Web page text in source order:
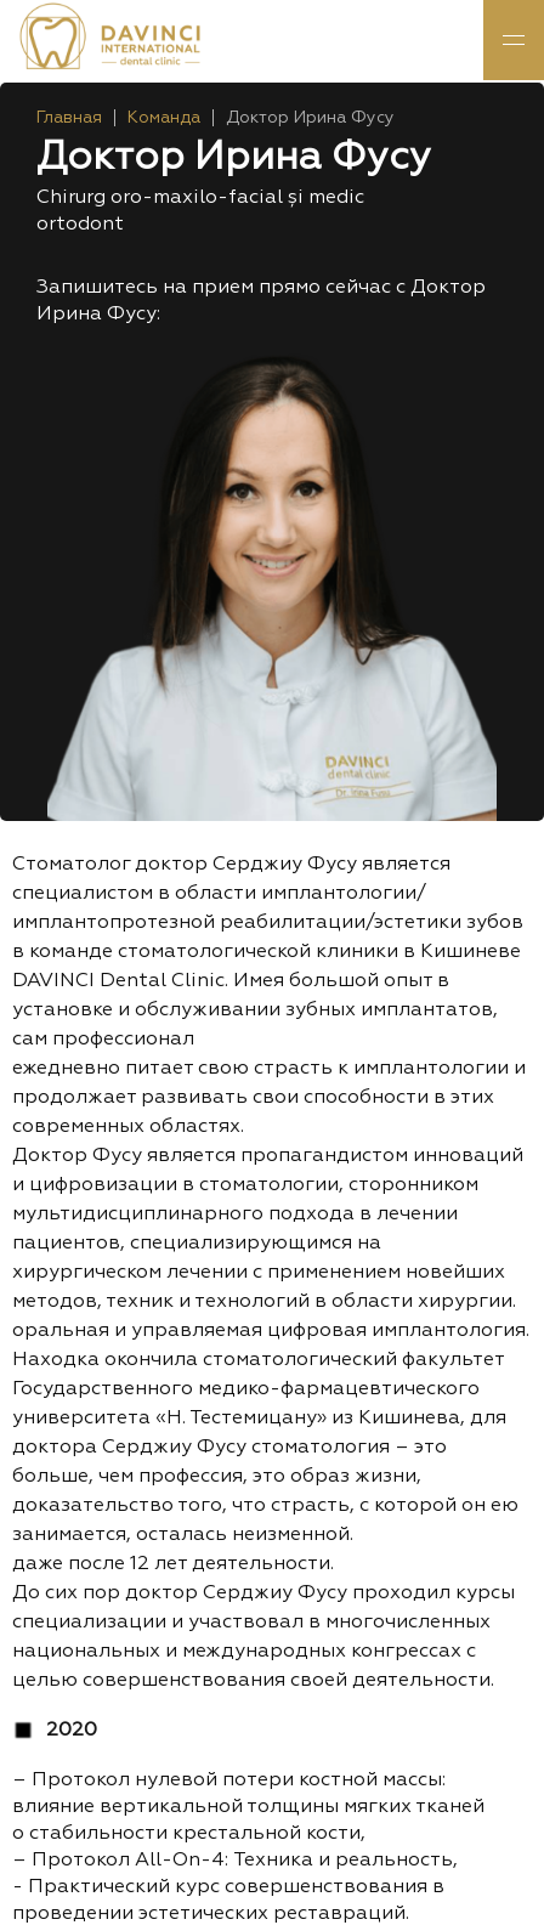
Главная Команда Доктор Ирина Фусу
Доктор Ирина Фусу
Chirurg oro-maxilo-facial și medic
ortodont
Запишитесь на прием прямо сейчас с Доктор
Ирина Фусу:
Стоматолог доктор Серджиу Фусу является
специалистом в области имплантологии/
имплантопротезной реабилитации/эстетики зубов
в команде стоматологической клиники в Кишиневе
DAVINCI Dental Clinic. Имея большой опыт в
установке и обслуживании зубных имплантатов,
сам профессионал
ежедневно питает свою страсть к имплантологии и
продолжает развивать свои способности в этих
современных областях.
Доктор Фусу является пропагандистом инноваций
и цифровизации в стоматологии, сторонником
мультидисциплинарного подхода в лечении
пациентов, специализирующимся на
хирургическом лечении с применением новейших
методов, техник и технологий в области хирургии.
оральная и управляемая цифровая имплантология.
Находка окончила стоматологический факультет
Государственного медико-фармацевтического
университета «Н. Тестемицану» из Кишинева, для
доктора Серджиу Фусу стоматология – это
больше, чем профессия, это образ жизни,
доказательство того, что страсть, с которой он ею
занимается, осталась неизменной.
даже после 12 лет деятельности.
До сих пор доктор Серджиу Фусу проходил курсы
специализации и участвовал в многочисленных
национальных и международных конгрессах с
целью совершенствования своей деятельности.
2020
– Протокол нулевой потери костной массы:
влияние вертикальной толщины мягких тканей
о стабильности крестальной кости,
– Протокол All-On-4: Техника и реальность,
- Практический курс совершенствования в
проведении эстетических реставраций.